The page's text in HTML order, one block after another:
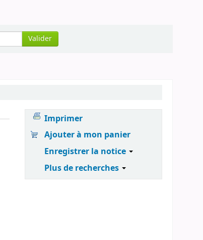
Valider
Imprimer
Ajouter à mon panier
Enregistrer la notice
Plus de recherches